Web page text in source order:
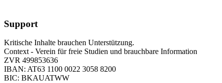
Support
Kritische Inhalte brauchen Unterstützung.
Context - Verein für freie Studien und brauchbare Information
ZVR 499853636
IBAN: AT63 1100 0022 3058 8200
BIC: BKAUATWW